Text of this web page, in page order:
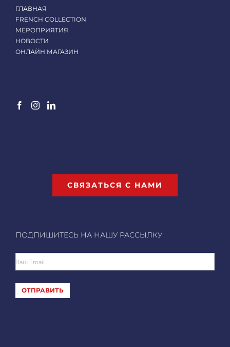
ГЛАВНАЯ
FRENCH COLLECTION
МЕРОПРИЯТИЯ
НОВОСТИ
ОНЛАЙН МАГАЗИН
СВЯЗАТЬСЯ С НАМИ
ПОДПИШИТЕСЬ НА НАШУ РАССЫЛКУ
Ваш Email
ОТПРАВИТЬ